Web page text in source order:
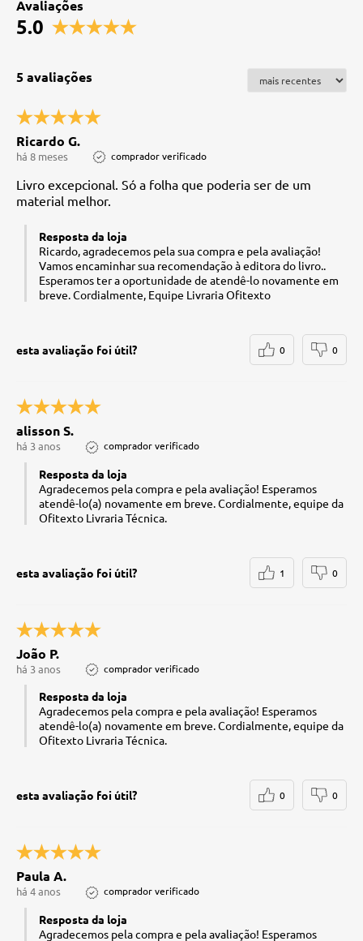
Avaliações
5.0
5 avaliações
Ricardo G.
há 8 meses comprador verificado
Livro excepcional. Só a folha que poderia ser de um
material melhor.
Resposta da loja
Ricardo, agradecemos pela sua compra e pela avaliação!
Vamos encaminhar sua recomendação à editora do livro..
Esperamos ter a oportunidade de atendê-lo novamente em
breve. Cordialmente, Equipe Livraria Ofitexto
esta avaliação foi útil? 0 0
alisson S.
há 3 anos comprador verificado
Resposta da loja
Agradecemos pela compra e pela avaliação! Esperamos
atendê-lo(a) novamente em breve. Cordialmente, equipe da
Ofitexto Livraria Técnica.
esta avaliação foi útil? 1 0
João P.
há 3 anos comprador verificado
Resposta da loja
Agradecemos pela compra e pela avaliação! Esperamos
atendê-lo(a) novamente em breve. Cordialmente, equipe da
Ofitexto Livraria Técnica.
esta avaliação foi útil? 0 0
Paula A.
há 4 anos comprador verificado
Resposta da loja
Agradecemos pela compra e pela avaliação! Esperamos